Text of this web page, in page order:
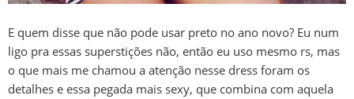
E quem disse que não pode usar preto no ano novo? Eu num
ligo pra essas superstições não, então eu uso mesmo rs, mas
o que mais me chamou a atenção nesse dress foram os
detalhes e essa pegada mais sexy, que combina com aquela